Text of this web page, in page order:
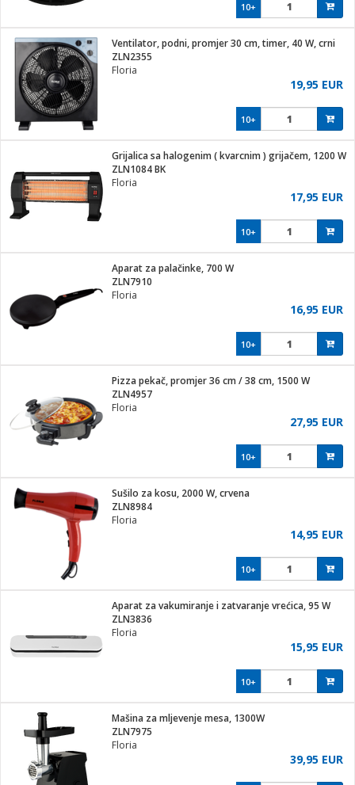
10+
Ventilator, podni, promjer 30 cm, timer, 40 W, crni
ZLN2355
Floria
19,95 EUR
10+
Grijalica sa halogenim ( kvarcnim ) grijačem, 1200 W
ZLN1084 BK
Floria
17,95 EUR
10+
Aparat za palačinke, 700 W
ZLN7910
Floria
16,95 EUR
10+
Pizza pekač, promjer 36 cm / 38 cm, 1500 W
ZLN4957
Floria
27,95 EUR
10+
Sušilo za kosu, 2000 W, crvena
ZLN8984
Floria
14,95 EUR
10+
Aparat za vakumiranje i zatvaranje vrećica, 95 W
ZLN3836
Floria
15,95 EUR
10+
Mašina za mljevenje mesa, 1300W
ZLN7975
Floria
39,95 EUR